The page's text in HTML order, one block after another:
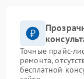
Точные прайс-
ремонта,
бесплатной